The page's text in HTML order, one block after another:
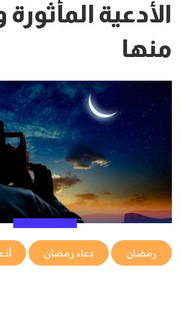
الأدعية
منها
رمضان دعاء رمضان